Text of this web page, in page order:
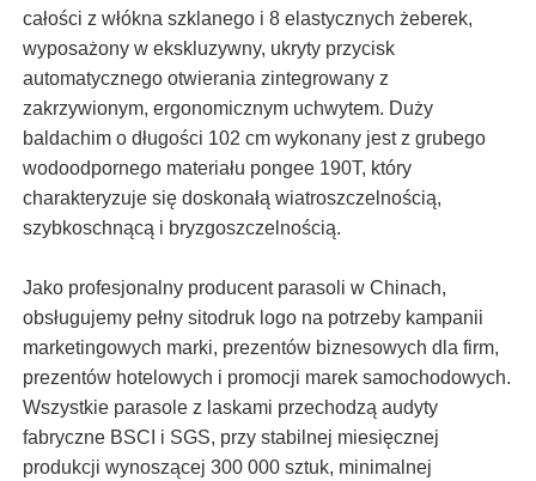
całości z włókna szklanego i 8 elastycznych żeberek,
wyposażony w ekskluzywny, ukryty przycisk
automatycznego otwierania zintegrowany z
zakrzywionym, ergonomicznym uchwytem. Duży
baldachim o długości 102 cm wykonany jest z grubego
wodoodpornego materiału pongee 190T, który
charakteryzuje się doskonałą wiatroszczelnością,
szybkoschnącą i bryzgoszczelnością.
Jako profesjonalny producent parasoli w Chinach,
obsługujemy pełny sitodruk logo na potrzeby kampanii
marketingowych marki, prezentów biznesowych dla firm,
prezentów hotelowych i promocji marek samochodowych.
Wszystkie parasole z laskami przechodzą audyty
fabryczne BSCI i SGS, przy stabilnej miesięcznej
produkcji wynoszącej 300 000 sztuk, minimalnej